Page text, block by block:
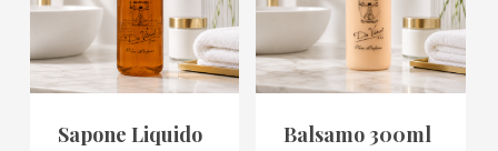
opzioni
possono
essere
nella
opzioni
possono
essere
nella
Sapone Liquido
Balsamo 300ml